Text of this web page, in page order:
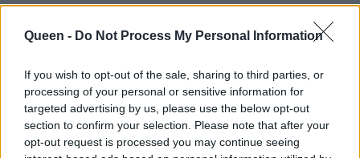
Queen - Do Not Process My Personal Information
If you wish to opt-out of the sale, sharing to third parties, or
processing of your personal or sensitive information for
targeted advertising by us, please use the below opt-out
section to confirm your selection. Please note that after your
opt-out request is processed you may continue seeing
Τα παιδιά βρέθηκαν στο επίκεντρο
και πριν το ξεκίνημα της εισβολής.
Οι άνθρωποι που είναι γονείς στην Ουκρανία
εξηγούν πως αυτή τη στιγμή ζουν το διπλό
δράμα της επιβίωσης αλλά και να